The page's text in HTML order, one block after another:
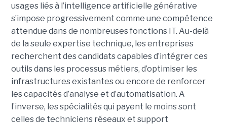
usages liés à l’intelligence artificielle générative
s’impose progressivement comme une compétence
attendue dans de nombreuses fonctions IT. Au-delà
de la seule expertise technique, les entreprises
recherchent des candidats capables d’intégrer ces
outils dans les processus métiers, d’optimiser les
infrastructures existantes ou encore de renforcer
les capacités d’analyse et d’automatisation. A
l’inverse, les spécialités qui payent le moins sont
celles de techniciens réseaux et support